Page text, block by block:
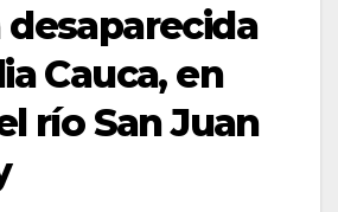
desaparecida
Cauca, en
río San Juan